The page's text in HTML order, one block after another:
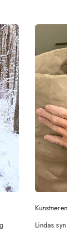
Lindas